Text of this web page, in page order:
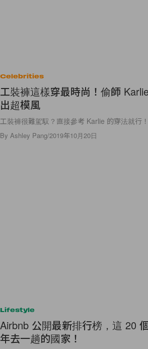
Celebrities
工裝褲這樣穿最時尚！偷師
出超模風
工裝褲很難駕馭？直接參考 Karlie 的穿法就行！
By Ashley Pang/2019年10月20日
Lifestyle
Airbnb 公開最新排行榜，這 20
年去一趟的國家！